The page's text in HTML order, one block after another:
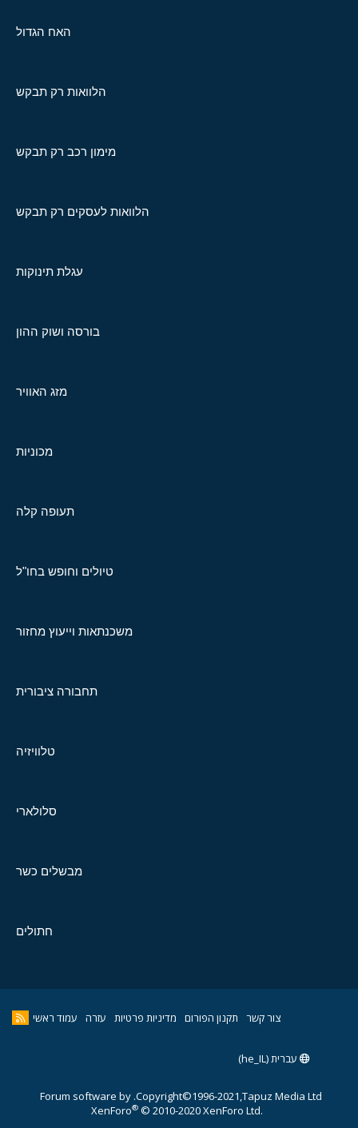
האח הגדול
הלוואות רק תבקש
מימון רכב רק תבקש
הלוואות לעסקים רק תבקש
עגלת תינוקות
בורסה ושוק ההון
מזג האוויר
מכוניות
תעופה קלה
טיולים וחופש בחו"ל
משכנתאות וייעוץ מחזור
תחבורה ציבורית
טלוויזיה
סלולארי
מבשלים כשר
חתולים
צור קשר תקנון הפורום מדיניות פרטיות עזרה עמוד ראשי
עברית (he_IL)
Copyright©1996-2021,Tapuz Media Ltd.
Forum software by
XenForo® © 2010-2020 XenForo Ltd.